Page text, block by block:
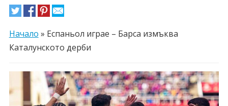
Начало » Еспаньол играе – Барса измъква
Каталунското дерби